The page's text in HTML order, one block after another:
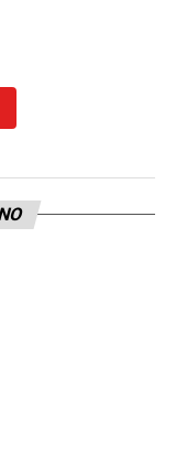
minuti e
fluida nelle
d’ora sono